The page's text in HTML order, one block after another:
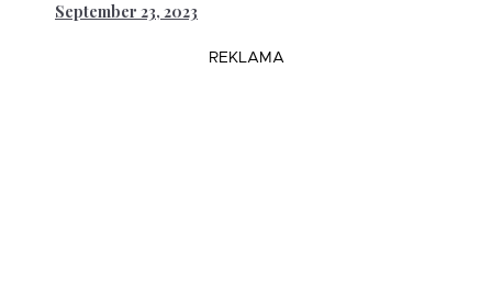
September 23, 2023
REKLAMA